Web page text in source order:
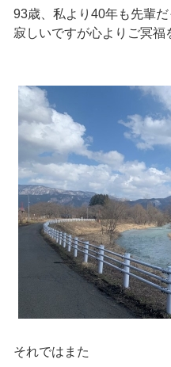
93歳、私より40年も先輩
寂しいですが心よりご冥福
それではまた